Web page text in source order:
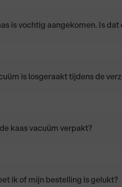
is vochtig aangekomen. Is dat
is losgeraakt tijdens de
kaas vacuüm verpakt?
ik of mijn bestelling is gelukt?